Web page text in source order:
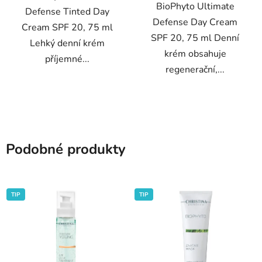
Defense Tinted Day
Cream SPF 20, 75 ml
Lehký denní krém
příjemné...
BioPhyto Ultimate
Defense Day Cream
SPF 20, 75 ml Denní
krém obsahuje
regenerační,...
Podobné produkty
TIP TIP